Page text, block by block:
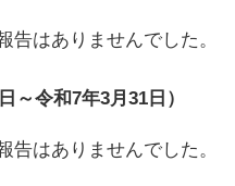
はありませんでした。
～令和7年3月31日）
はありませんでした。